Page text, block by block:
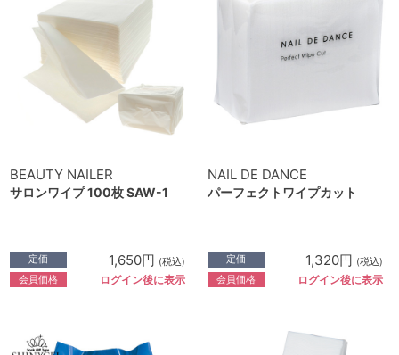
BEAUTY NAILER
サロンワイプ 100枚 SAW-1
定価 1,650円 (税込)
会員価格 ログイン後に表示
NAIL DE DANCE
パーフェクトワイプカット
定価 1,320円 (税込)
会員価格 ログイン後に表示